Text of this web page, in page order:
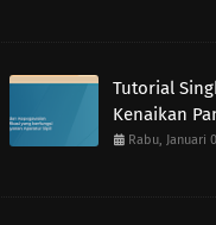
Tutorial
Kenaikan
Rabu, Januari